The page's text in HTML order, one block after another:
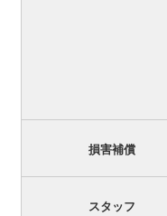
損害補償
スタッフ